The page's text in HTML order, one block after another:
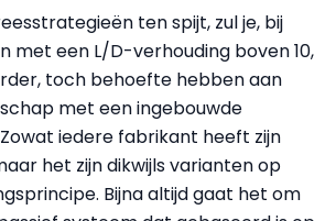
ten spijt, zul je, bij
met een L/D-verhouding boven 10,
toch behoefte hebben aan
met een ingebouwde
iedere fabrikant heeft zijn
het zijn dikwijls varianten op
Bijna altijd gaat het om